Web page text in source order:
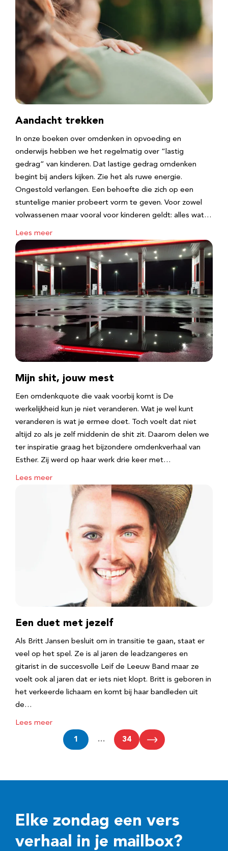
Aandacht trekken
In onze boeken over omdenken in opvoeding en
onderwijs hebben we het regelmatig over “lastig
gedrag” van kinderen. Dat lastige gedrag omdenken
begint bij anders kijken. Zie het als ruwe energie.
Ongestold verlangen. Een behoefte die zich op een
stuntelige manier probeert vorm te geven. Voor zowel
volwassenen maar vooral voor kinderen geldt: alles wat…
Lees meer
Mijn shit, jouw mest
Een omdenkquote die vaak voorbij komt is De
werkelijkheid kun je niet veranderen. Wat je wel kunt
veranderen is wat je ermee doet. Toch voelt dat niet
altijd zo als je zelf middenin de shit zit. Daarom delen we
ter inspiratie graag het bijzondere omdenkverhaal van
Esther. Zij werd op haar werk drie keer met…
Lees meer
Een duet met jezelf
Als Britt Jansen besluit om in transitie te gaan, staat er
veel op het spel. Ze is al jaren de leadzangeres en
gitarist in de succesvolle Leif de Leeuw Band maar ze
voelt ook al jaren dat er iets niet klopt. Britt is geboren in
het verkeerde lichaam en komt bij haar bandleden uit
de…
Lees meer
1 … 34
Elke zondag een vers
verhaal in je mailbox?